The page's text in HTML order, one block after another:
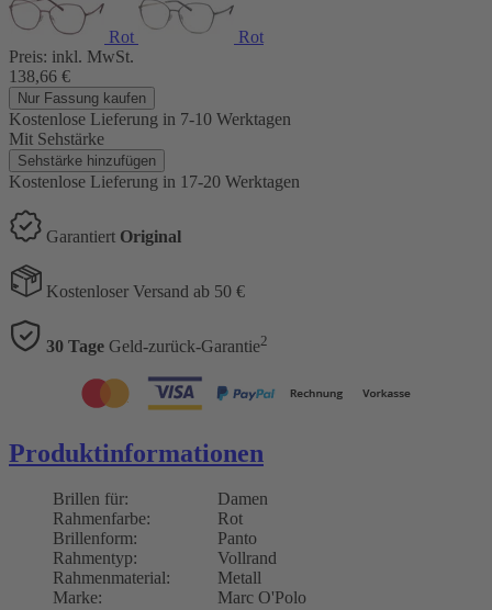
Rot
Rot
Preis: inkl. MwSt.
138,66 €
Nur Fassung kaufen
Kostenlose Lieferung in 7-10 Werktagen
Mit Sehstärke
Sehstärke hinzufügen
Kostenlose Lieferung in 17-20 Werktagen
Garantiert Original
Kostenloser Versand ab 50 €
30 Tage Geld-zurück-Garantie2
Produktinformationen
Brillen für:
Damen
Rahmenfarbe:
Rot
Brillenform:
Panto
Rahmentyp:
Vollrand
Rahmenmaterial:
Metall
Marke:
Marc O'Polo